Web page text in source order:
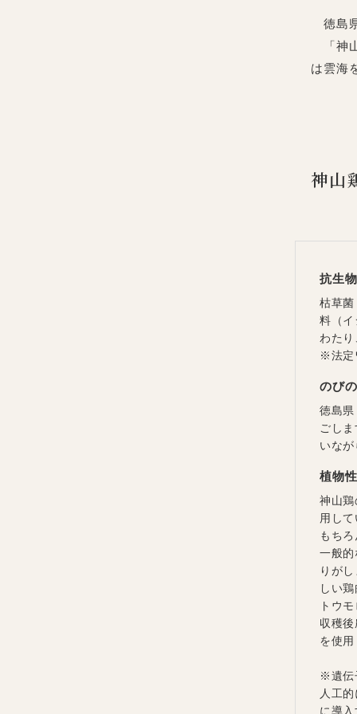
徳島
「神
は雲海
神山
抗生
枯草
料（
わた
※法定
のび
徳島
ごし
いな
植物
神山
用し
もち
一般
りが
しい
トウ
収穫
を使
※遺伝
人工
に導